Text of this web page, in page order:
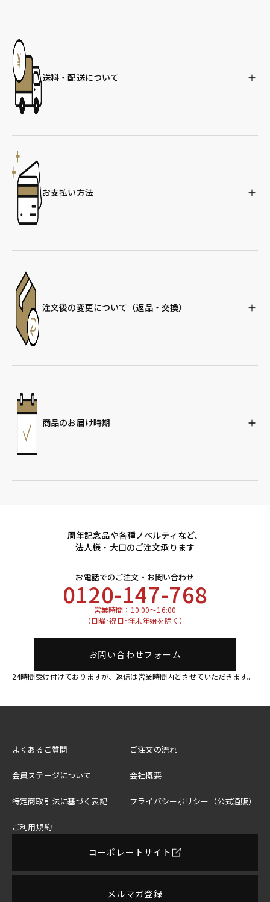
送料・配送について
お支払い方法
注文後の変更について （返品・交換）
商品のお届け時期
周年記念品や各種ノベルティなど、
法人様・大口のご注文承ります
お電話でのご注文・お問い合わせ
0120-147-768
営業時間：10:00～16:00
（日曜･祝日･年末年始を除く）
お問い合わせフォーム
24時間受け付けておりますが、返信は営業時間内とさせていただきます。
よくあるご質問 ご注文の流れ
会員ステージについて 会社概要
特定商取引法に基づく表記 プライバシーポリシー（公式通販）
ご利用規約
コーポレートサイト
メルマガ登録